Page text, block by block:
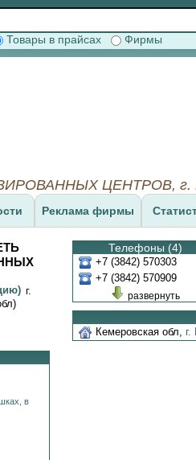
Товары в прайсах Фирмы
ЦЕНТРОВ, г.
Реклама фирмы
г.
в
Телефоны (4)
+7 (3842) 570303
+7 (3842) 570909
развернуть
Кемеровская обл,